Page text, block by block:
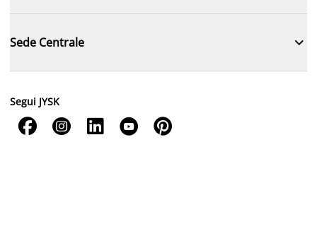
Sede Centrale 
Segui JYSK
    